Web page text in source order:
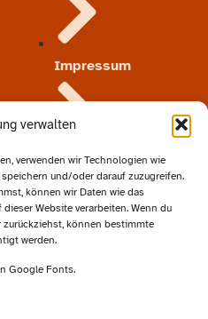
verwalten
verwenden wir Technologien wie
und/oder darauf zuzugreifen.
können wir Daten wie das
Website verarbeiten. Wenn du
können bestimmte
werden.
Google Fonts.
Impressum
Datenschutz
Besucht